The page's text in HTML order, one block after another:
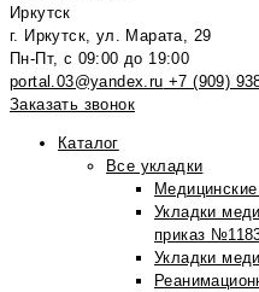
Иркутск
г. Иркутск, ул. Марата, 29
Пн-Пт, с 09:00 до 19:00
portal.03@yandex.ru +7 (909)
Заказать звонок
Каталог
Все укладки
Укладки
приказ
Укладки